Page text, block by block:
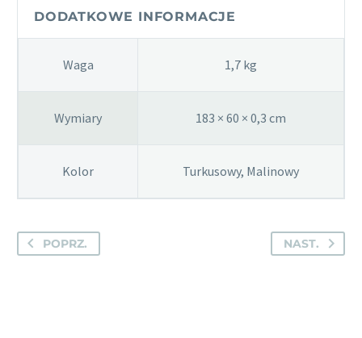
mata
DODATKOWE INFORMACJE
Waga 1,7 kg
Wymiary 183 × 60 × 0,3 cm
Kolor Turkusowy, Malinowy
POPRZ. NAST.